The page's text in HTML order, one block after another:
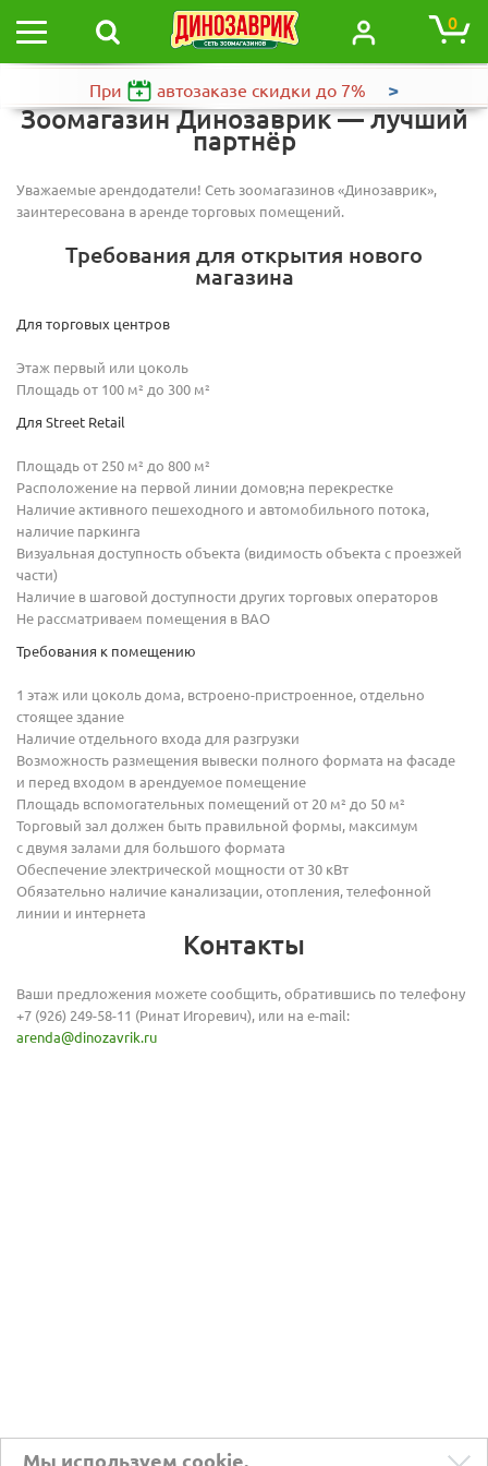
0
При автозаказе скидки до 7% >
Зоомагазин Динозаврик — лучший
партнёр
Уважаемые арендодатели! Сеть зоомагазинов «Динозаврик»,
заинтересована в аренде торговых помещений.
Требования для открытия нового
магазина
Для торговых центров
Этаж первый или цоколь
Площадь от 100 м² до 300 м²
Для Street Retail
Площадь от 250 м² до 800 м²
Расположение на первой линии домов;на перекрестке
Наличие активного пешеходного и автомобильного потока,
наличие паркинга
Визуальная доступность объекта (видимость объекта с проезжей
части)
Наличие в шаговой доступности других торговых операторов
Не рассматриваем помещения в ВАО
Требования к помещению
1 этаж или цоколь дома, встроено-пристроенное, отдельно
стоящее здание
Наличие отдельного входа для разгрузки
Возможность размещения вывески полного формата на фасаде
и перед входом в арендуемое помещение
Площадь вспомогательных помещений от 20 м² до 50 м²
Торговый зал должен быть правильной формы, максимум
с двумя залами для большого формата
Обеспечение электрической мощности от 30 кВт
Обязательно наличие канализации, отопления, телефонной
линии и интернета
Контакты
Ваши предложения можете сообщить, обратившись по телефону
+7 (926) 249-58-11 (Ринат Игоревич), или на е-mail :
arenda@dinozavrik.ru
Мы используем cookie.